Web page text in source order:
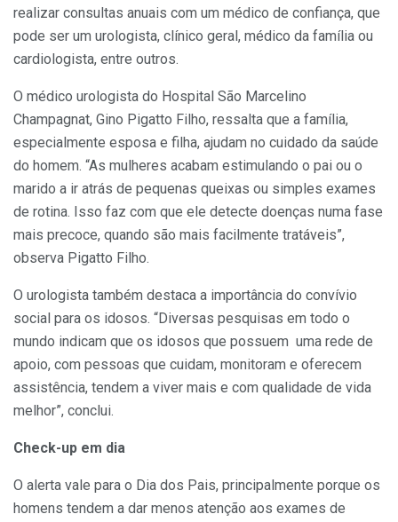
realizar consultas anuais com um médico de confiança, que
pode ser um urologista, clínico geral, médico da família ou
cardiologista, entre outros.
O médico urologista do Hospital São Marcelino
Champagnat, Gino Pigatto Filho, ressalta que a família,
especialmente esposa e filha, ajudam no cuidado da saúde
do homem. “As mulheres acabam estimulando o pai ou o
marido a ir atrás de pequenas queixas ou simples exames
de rotina. Isso faz com que ele detecte doenças numa fase
mais precoce, quando são mais facilmente tratáveis”,
observa Pigatto Filho.
O urologista também destaca a importância do convívio
social para os idosos. “Diversas pesquisas em todo o
mundo indicam que os idosos que possuem uma rede de
apoio, com pessoas que cuidam, monitoram e oferecem
assistência, tendem a viver mais e com qualidade de vida
melhor”, conclui.
Check-up em dia
O alerta vale para o Dia dos Pais, principalmente porque os
homens tendem a dar menos atenção aos exames de